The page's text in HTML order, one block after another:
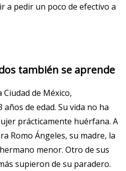
a pedir un poco de efectivo a
también se aprende
de México,
de edad. Su vida no ha
prácticamente huérfana. A
Romo Ángeles, su madre, la
menor. Otro de sus
supieron de su paradero.